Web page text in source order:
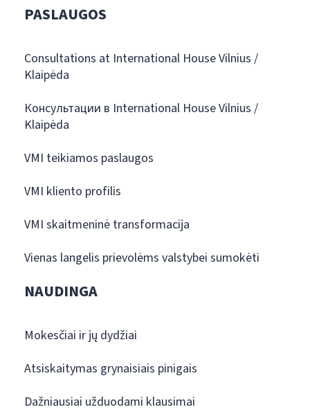
PASLAUGOS
Consultations at International House Vilnius /
Klaipėda
Консультации в International House Vilnius /
Klaipėda
VMI teikiamos paslaugos
VMI kliento profilis
VMI skaitmeninė transformacija
Vienas langelis prievolėms valstybei sumokėti
NAUDINGA
Mokesčiai ir jų dydžiai
Atsiskaitymas grynaisiais pinigais
Dažniausiai užduodami klausimai